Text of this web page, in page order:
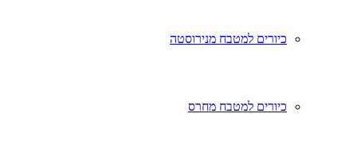
כיורים למטבח מנירוסטה
כיורים למטבח מחרס